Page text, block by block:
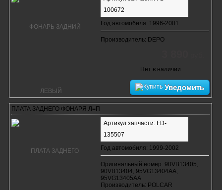
100672
Год автомобиля: 1996-2001
Производитель: DEPO
Нет в наличии
Уведомить
ПЛАТА ЗАДНЕГО ФОНАРЯ Л=П
Артикул запчасти: FD-
135507
Год автомобиля: 1999-2002
Оригинальный номер: 90VB13405,
90VB13404, 95VG13404AA,
95VG13405AA
Производитель: POLCAR